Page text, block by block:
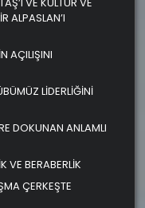
ALPASLAN’I
AÇILIŞINI
LİDERLİĞİNİ
DOKUNAN ANLAMLI
VE BERABERLİK
ÇERKEŞTE